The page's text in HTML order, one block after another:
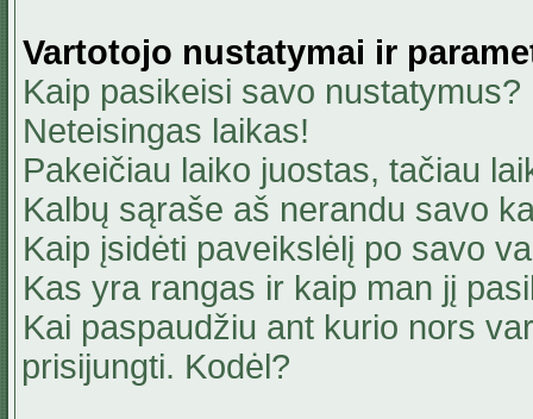
Vartotojo nustatymai ir
Kaip pasikeisi savo nustatymus?
Neteisingas laikas!
Pakeičiau laiko juostas, tačiau
Kalbų sąraše aš nerandu savo
Kaip įsidėti paveikslėlį po savo
Kas yra rangas ir kaip man jį
Kai paspaudžiu ant kurio nors
prisijungti. Kodėl?